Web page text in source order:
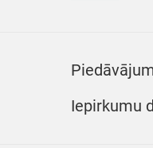
Iepirkumu